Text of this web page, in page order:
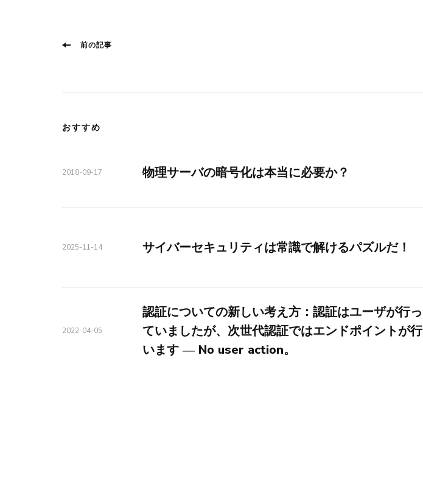
投
ー
ョ
前の記事
おすすめ
2018-09-17 物理サーバの暗号化は本当に必要か？
2025-11-14 サイバーセキュリティは常識で解けるパズルだ！
2022-04-05
認証についての新しい考え方：認証はユーザが行っ
ていましたが、次世代認証ではエンドポイントが行
います ― No user action。